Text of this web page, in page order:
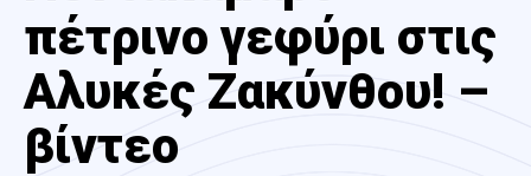
πέτρινο γεφύρι στις
Αλυκές Ζακύνθου! –
βίντεο